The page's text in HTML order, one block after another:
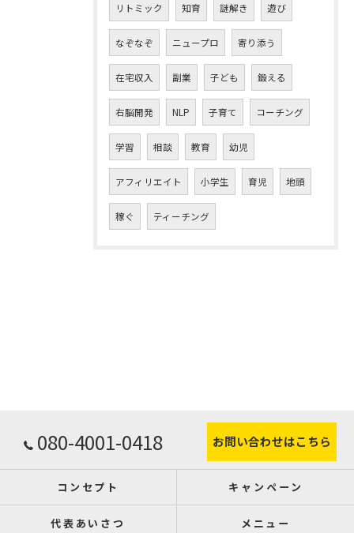
リトミック 知育 謎解き 遊び
なぞなぞ ニュープロ 寄り添う
在宅収入 副業 子ども 鍛える
右脳開発 NLP 子育て コーチング
学習 相談 教育 幼児
アフィリエイト 小学生 育児 地頭
稼ぐ ティーチング
080-4001-0418 お問い合わせはこちら
コンセプト キャンペーン
代表あいさつ メニュー